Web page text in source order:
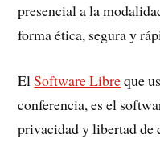
presencial a la
forma ética, segura y
ElSoftware Libreque
conferencia, es el
privacidad y libertad de